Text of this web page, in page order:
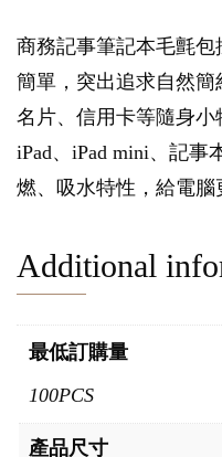
商務記事筆記本毛氈
簡單，突出追求自然
名片、信用卡等隨身
iPad、iPad mini、記事
燃、吸水特性，給電腦
Additional
最低訂購量
100PCS
產品尺寸